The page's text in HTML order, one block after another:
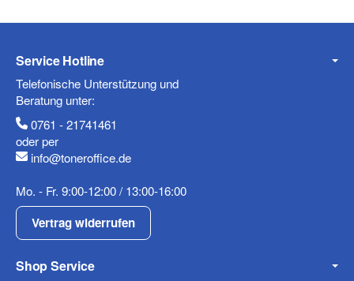
Mobiltelefon
Service Hotline
Telefonische Unterstützung und
Beratung unter:
0761 - 21741461
oder per
info@toneroffice.de
Mo. - Fr. 9:00-12:00 / 13:00-16:00
Vertrag widerrufen
Shop Service